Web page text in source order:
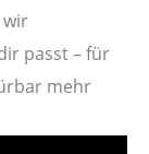
wir
passt – für
mehr